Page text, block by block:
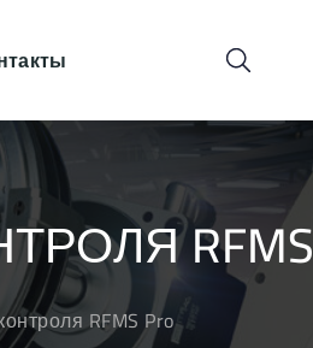
RFMS
RFMS Pro